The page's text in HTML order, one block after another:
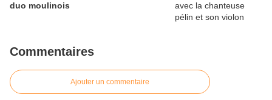
duo moulinois
Commentaires
Ajouter un commentaire